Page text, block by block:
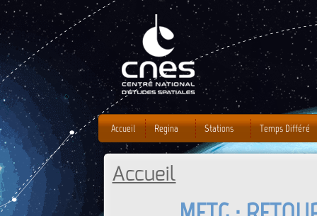
Vous êtes ici
Accueil
Accueil Regina Stations Temps Différé